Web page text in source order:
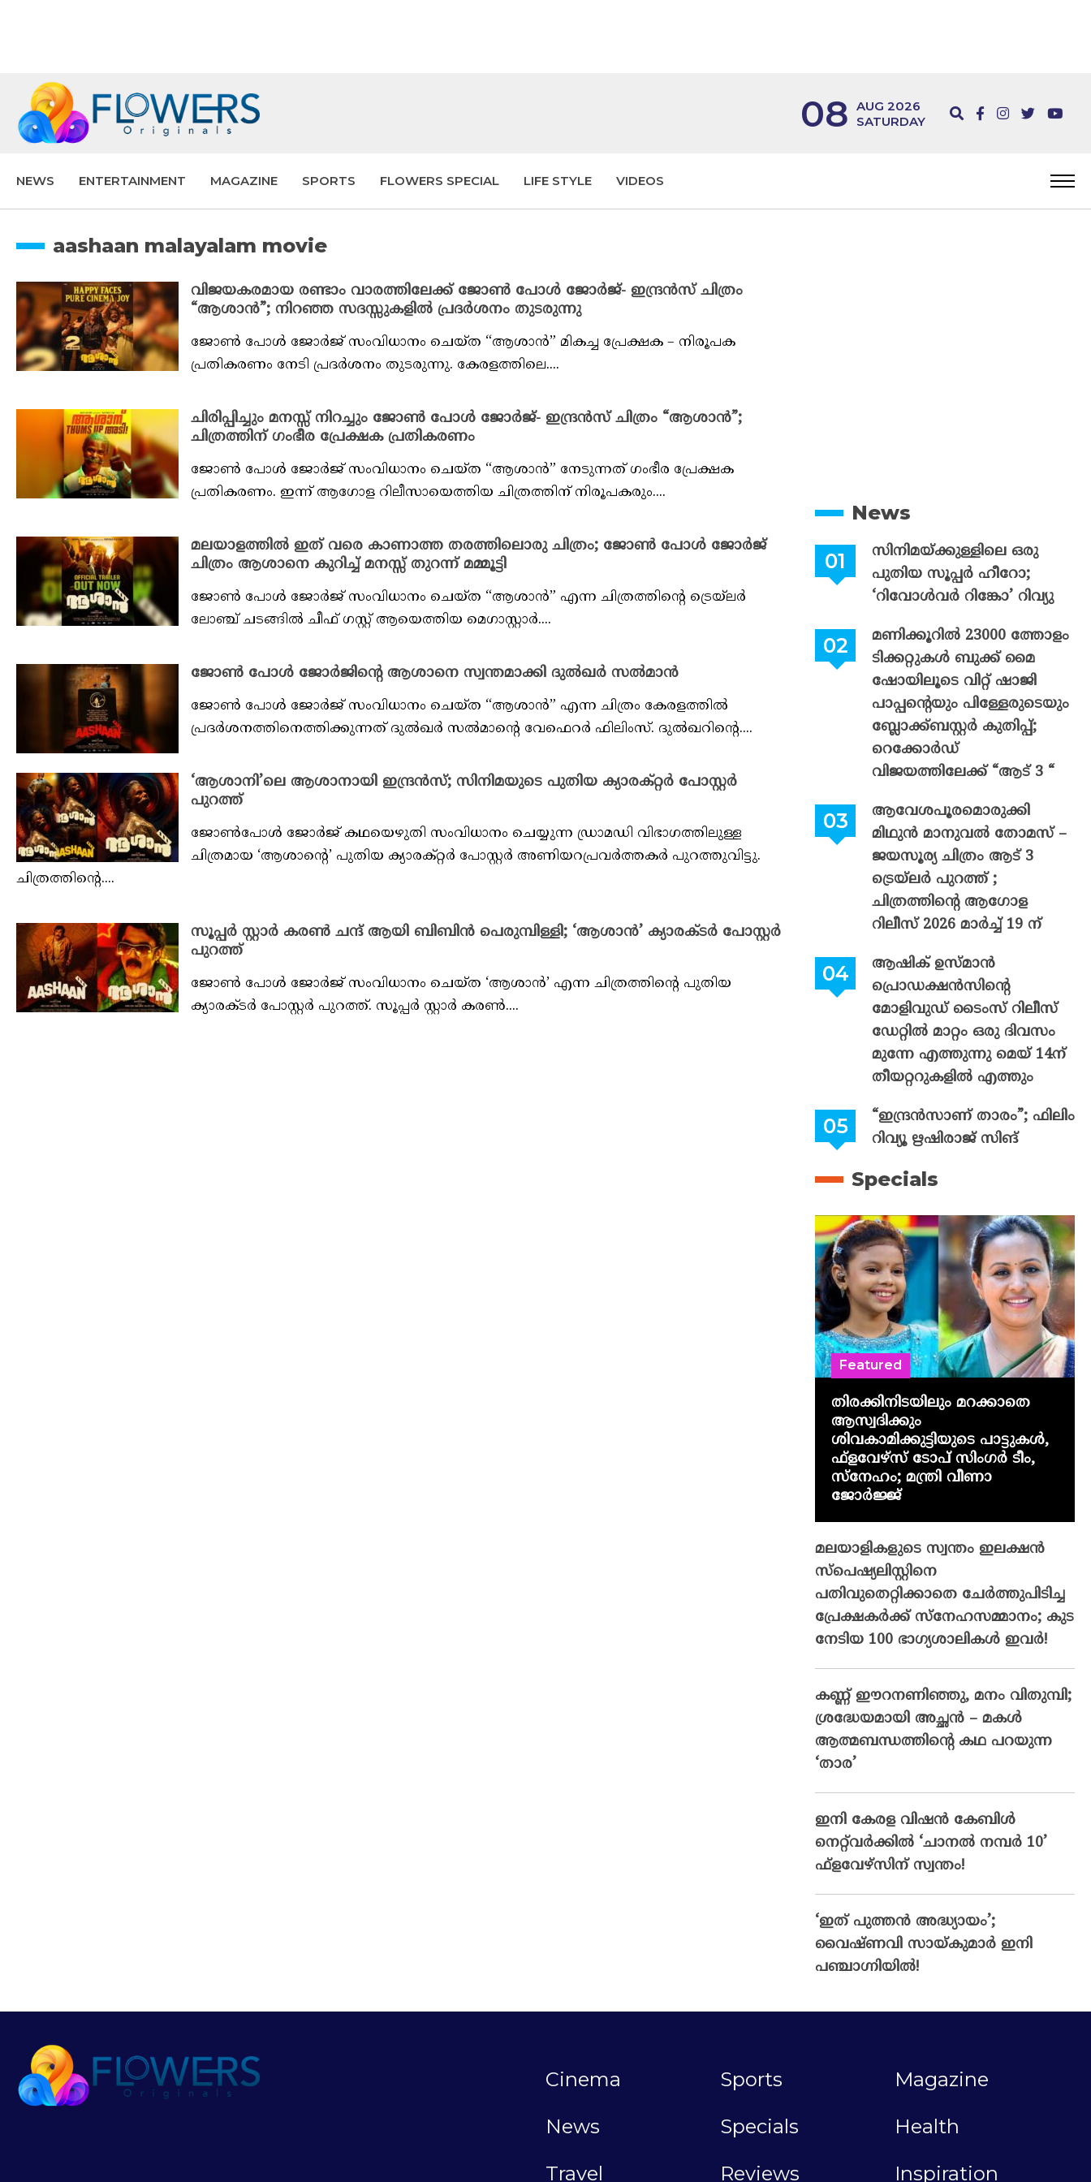
08 AUG 2026
SATURDAY
NEWS ENTERTAINMENT MAGAZINE SPORTS FLOWERS SPECIAL LIFE STYLE VIDEOS
aashaan malayalam movie
വിജയകരമായ രണ്ടാം വാരത്തിലേക്ക് ജോൺ പോൾ ജോർജ്- ഇന്ദ്രൻസ് ചിത്രം
“ആശാൻ”; നിറഞ്ഞ സദസ്സുകളിൽ പ്രദർശനം തുടരുന്നു
ജോൺ പോൾ ജോർജ് സംവിധാനം ചെയ്ത “ആശാൻ” മികച്ച പ്രേക്ഷക – നിരൂപക
പ്രതികരണം നേടി പ്രദർശനം തുടരുന്നു. കേരളത്തിലെ....
ചിരിപ്പിച്ചും മനസ്സ് നിറച്ചും ജോൺ പോൾ ജോർജ്- ഇന്ദ്രൻസ് ചിത്രം “ആശാൻ”;
ചിത്രത്തിന് ഗംഭീര പ്രേക്ഷക പ്രതികരണം
ജോൺ പോൾ ജോർജ് സംവിധാനം ചെയ്ത “ആശാൻ” നേടുന്നത് ഗംഭീര പ്രേക്ഷക
പ്രതികരണം. ഇന്ന് ആഗോള റിലീസായെത്തിയ ചിത്രത്തിന് നിരൂപകരും....
മലയാളത്തിൽ ഇത് വരെ കാണാത്ത തരത്തിലൊരു ചിത്രം; ജോൺ പോൾ ജോർജ്
ചിത്രം ആശാനെ കുറിച്ച് മനസ്സ് തുറന്ന് മമ്മൂട്ടി
ജോൺ പോൾ ജോർജ് സംവിധാനം ചെയ്ത “ആശാൻ” എന്ന ചിത്രത്തിന്റെ ട്രെയ്‌ലർ
ലോഞ്ച് ചടങ്ങിൽ ചീഫ് ഗസ്റ്റ് ആയെത്തിയ മെഗാസ്റ്റാർ....
ജോൺ പോൾ ജോർജിൻ്റെ ആശാനെ സ്വന്തമാക്കി ദുൽഖർ സൽമാൻ
ജോൺ പോൾ ജോർജ് സംവിധാനം ചെയ്ത “ആശാൻ” എന്ന ചിത്രം കേരളത്തിൽ
പ്രദർശനത്തിനെത്തിക്കുന്നത് ദുൽഖർ സൽമാൻ്റെ വേഫെറർ ഫിലിംസ്. ദുൽഖറിൻ്റെ....
‘ആശാനി’ലെ ആശാനായി ഇന്ദ്രൻസ്; സിനിമയുടെ പുതിയ ക്യാരക്റ്റർ പോസ്റ്റർ
പുറത്ത്
ജോൺപോൾ ജോർജ് കഥയെഴുതി സംവിധാനം ചെയ്യുന്ന ഡ്രാമഡി വിഭാഗത്തിലുള്ള
ചിത്രമായ ‘ആശാൻ്റെ’ പുതിയ ക്യാരക്റ്റർ പോസ്റ്റർ അണിയറപ്രവർത്തകർ പുറത്തുവിട്ടു.
ചിത്രത്തിൻ്റെ....
സൂപ്പർ സ്റ്റാർ കരൺ ചന്ദ് ആയി ബിബിൻ പെരുമ്പിള്ളി; ‘ആശാൻ’ ക്യാരക്ടർ പോസ്റ്റർ
പുറത്ത്
ജോൺ പോൾ ജോർജ് സംവിധാനം ചെയ്ത ‘ആശാൻ’ എന്ന ചിത്രത്തിൻ്റെ പുതിയ
ക്യാരക്ടർ പോസ്റ്റർ പുറത്ത്. സൂപ്പർ സ്റ്റാർ കരൺ....
News
സിനിമയ്ക്കുള്ളിലെ ഒരു
പുതിയ സൂപ്പർ ഹീറോ;
‘റിവോൾവർ റിങ്കോ’ റിവ്യു
മണിക്കൂറിൽ 23000 ത്തോളം
ടിക്കറ്റുകൾ ബുക്ക് മൈ
ഷോയിലൂടെ വിറ്റ് ഷാജി
പാപ്പന്റെയും പിള്ളേരുടെയും
ബ്ലോക്ക്ബസ്റ്റർ കുതിപ്പ്;
റെക്കോർഡ്
വിജയത്തിലേക്ക് “ആട് 3 “
ആവേശപൂരമൊരുക്കി
മിഥുൻ മാനുവൽ തോമസ് –
ജയസൂര്യ ചിത്രം ആട് 3
ട്രെയ്‌ലർ പുറത്ത് ;
ചിത്രത്തിന്റെ ആഗോള
റിലീസ് 2026 മാർച്ച് 19 ന്
ആഷിക് ഉസ്മാൻ
പ്രൊഡക്ഷൻസിന്റെ
മോളിവുഡ് ടൈംസ് റിലീസ്
ഡേറ്റിൽ മാറ്റം ഒരു ദിവസം
മുന്നേ എത്തുന്നു മെയ് 14ന്
തീയറ്ററുകളിൽ എത്തും
“ഇന്ദ്രൻസാണ് താരം”; ഫിലിം
റിവ്യൂ ഋഷിരാജ് സിങ്
Specials
തിരക്കിനിടയിലും മറക്കാതെ
ആസ്വദിക്കും
ശിവകാമിക്കുട്ടിയുടെ പാട്ടുകൾ,
ഫ്‌ളവേഴ്‌സ് ടോപ് സിംഗർ ടീം,
സ്നേഹം; മന്ത്രി വീണാ
ജോർജ്ജ്
Featured
മലയാളികളുടെ സ്വന്തം ഇലക്ഷന്‍
സ്‌പെഷ്യലിസ്റ്റിനെ
പതിവുതെറ്റിക്കാതെ ചേര്‍ത്തുപിടിച്ച
പ്രേക്ഷകര്‍ക്ക് സ്‌നേഹസമ്മാനം; കുട
നേടിയ 100 ഭാഗ്യശാലികള്‍ ഇവര്‍!
കണ്ണ് ഈറനണിഞ്ഞു, മനം വിതുമ്പി;
ശ്രദ്ധേയമായി അച്ഛൻ – മകൾ
ആത്മബന്ധത്തിന്റെ കഥ പറയുന്ന
‘താര’
ഇനി കേരള വിഷൻ കേബിൾ
നെറ്റ്‌വർക്കിൽ ‘ചാനൽ നമ്പർ 10’
ഫ്‌ളവേഴ്‌സിന് സ്വന്തം!
‘ഇത് പുത്തൻ അദ്ധ്യായം’;
വൈഷ്‌ണവി സായ്‌കുമാർ ഇനി
പഞ്ചാഗ്നിയിൽ!
Cinema Sports
Magazine
News
Specials
Health
Travel
Reviews Inspiration